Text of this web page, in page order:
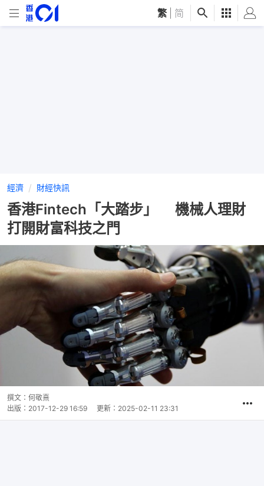
繁 简
經濟 財經快訊
香港Fintech「大踏步」 機械人理財
打開財富科技之門
撰文： 何敬熹
出版： 2017-12-29 16:59 更新： 2025-02-11 23:31